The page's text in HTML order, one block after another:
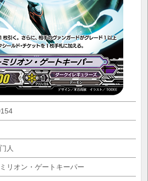
人
リオン・ゲートキーパー